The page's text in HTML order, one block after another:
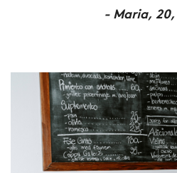
- Maria,